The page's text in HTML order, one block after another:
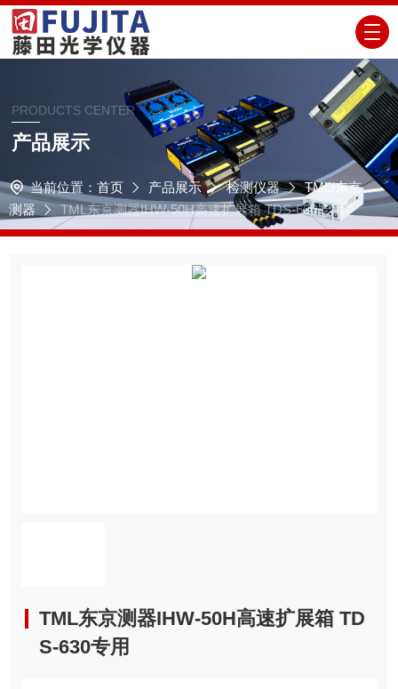
PRODUCTS CENTER
产品展示
当前位置： 首页 产品展示 检测仪器
TML/东京
测器
TML东京测器IHW-50H高速扩展箱 TDS-630专用
TML东京测器IHW-50H高速扩展箱 TD
S-630专用